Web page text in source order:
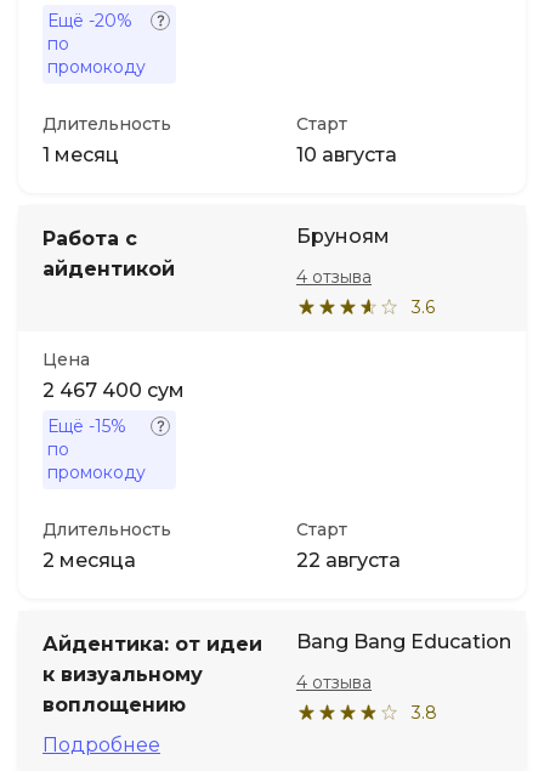
Ещё -20%
по
промокоду
Длительность
1 месяц
Старт
10 августа
Работа с
айдентикой
Бруноям
3.6
4 отзыва
Цена
2 467 400 сум
Ещё -15%
по
промокоду
Длительность
2 месяца
Старт
22 августа
Айдентика: от идеи
к визуальному
воплощению
Подробнее
Bang Bang Education
3.8
4 отзыва